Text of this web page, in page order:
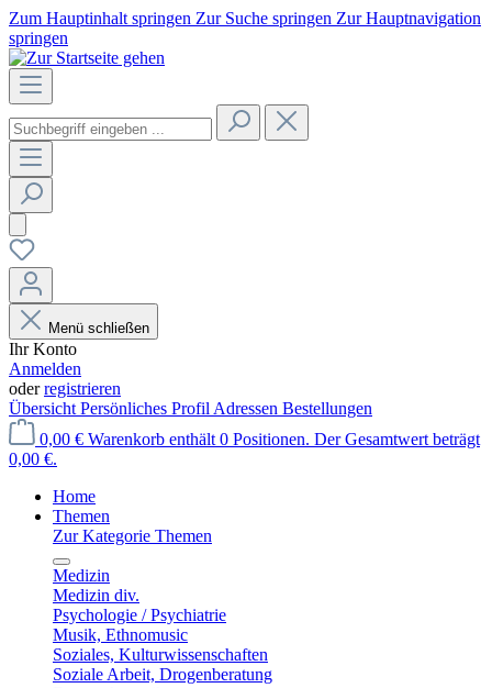
Zum Hauptinhalt springen Zur Suche springen Zur Hauptnavigation
springen
Menü schließen
Ihr Konto
Anmelden
oderregistrieren
Übersicht Persönliches Profil Adressen Bestellungen
0,00 € Warenkorb enthält 0 Positionen. Der Gesamtwert beträgt
0,00 €.
Home
Themen
Zur Kategorie Themen
Medizin
Medizin div.
Psychologie / Psychiatrie
Musik, Ethnomusic
Soziales, Kulturwissenschaften
Soziale Arbeit, Drogenberatung